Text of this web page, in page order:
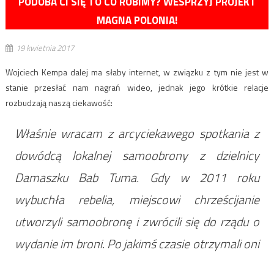
MAGNA POLONIA!
19 kwietnia 2017
Wojciech Kempa dalej ma słaby internet, w związku z tym nie jest w
stanie przesłać nam nagrań wideo, jednak jego krótkie relacje
rozbudzają naszą ciekawość:
Właśnie wracam z arcyciekawego spotkania z
dowódcą lokalnej samoobrony z dzielnicy
Damaszku Bab Tuma. Gdy w 2011 roku
wybuchła rebelia, miejscowi chrześcijanie
utworzyli samoobronę i zwrócili się do rządu o
wydanie im broni. Po jakimś czasie otrzymali oni